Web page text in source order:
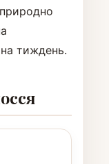
тиждень.